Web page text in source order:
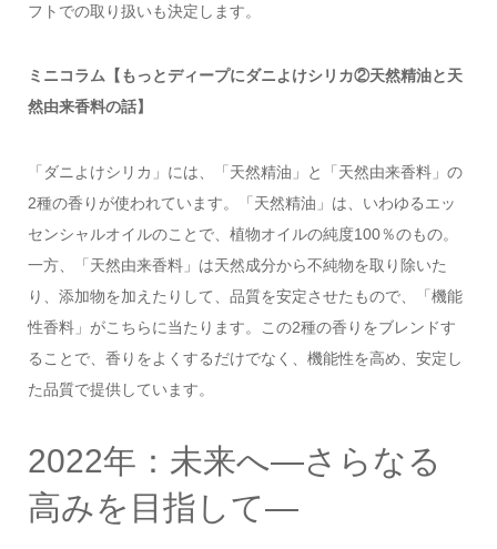
フトでの取り扱いも決定します。
ミニコラム【もっとディープにダニよけシリカ②天然精油と天
然由来香料の話】
「ダニよけシリカ」には、「天然精油」と「天然由来香料」の
2種の香りが使われています。「天然精油」は、いわゆるエッ
センシャルオイルのことで、植物オイルの純度100％のもの。
一方、「天然由来香料」は天然成分から不純物を取り除いた
り、添加物を加えたりして、品質を安定させたもので、「機能
性香料」がこちらに当たります。この2種の香りをブレンドす
ることで、香りをよくするだけでなく、機能性を高め、安定し
た品質で提供しています。
2022年：未来へ—さらなる
高みを目指して—